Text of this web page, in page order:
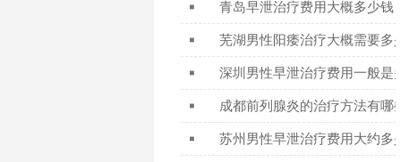
■ 青岛早泄治疗费用大概多少钱
■ 芜湖男性阳痿治疗大概需要多少
■ 深圳男性早泄治疗费用一般是多
■ 成都前列腺炎的治疗方法有哪些
■ 苏州男性早泄治疗费用大约多少